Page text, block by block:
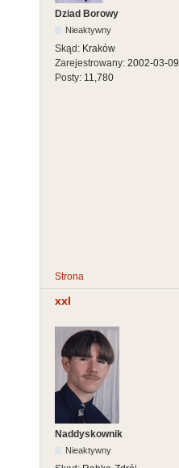
Dziad Borowy
Nieaktywny
Skąd: Kraków
Zarejestrowany: 2002-03-09
Posty: 11,780
Strona
xxl
Naddyskownik
Nieaktywny